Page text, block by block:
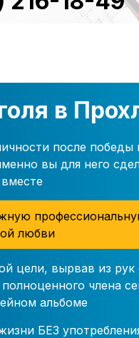
в
после победы
вы для него
любви
цели, вырвав из
члена
альбоме
БЕЗ